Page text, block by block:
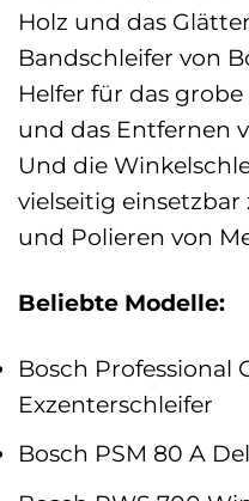
Holz und das
Bandschleifer von
Helfer für das
und das Entfernen
Und die
vielseitig einsetzbar
und Polieren von
Beliebte Modelle:
Bosch Professional
Exzenterschleifer
Bosch PSM 80 A